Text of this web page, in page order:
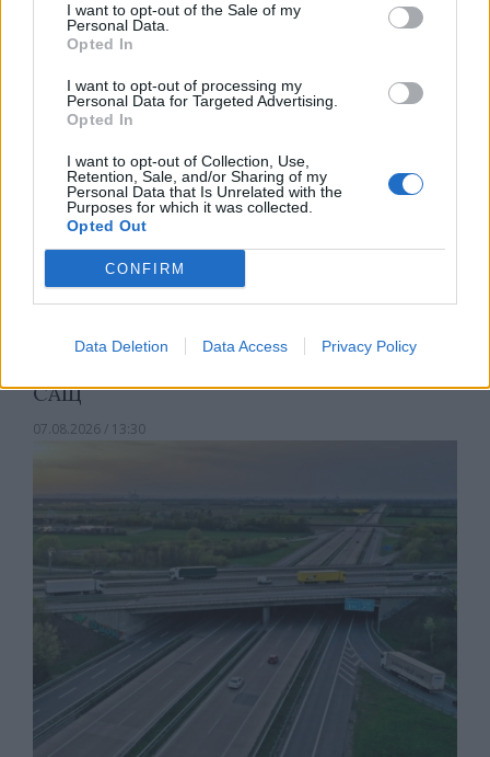
I want to opt-out of the Sale of my
Personal Data.
Opted In
I want to opt-out of processing my
Personal Data for Targeted Advertising.
Opted In
I want to opt-out of Collection, Use,
Retention, Sale, and/or Sharing of my
Personal Data that Is Unrelated with the
Purposes for which it was collected.
Opted Out
CONFIRM
Data Deletion Data Access Privacy Policy
07.08.2026 / 14:00
САЩ
07.08.2026 / 13:30